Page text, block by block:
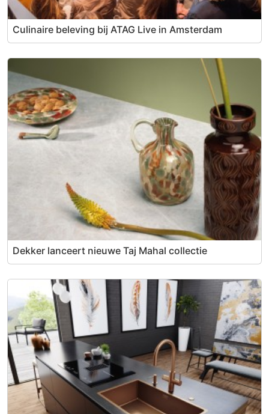
Culinaire beleving bij ATAG Live in Amsterdam
Dekker lanceert nieuwe Taj Mahal collectie